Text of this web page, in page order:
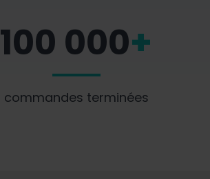
100 000+
commandes terminées